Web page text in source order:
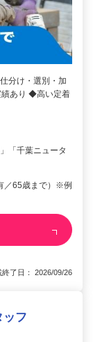
分け・選別・加
あり ◆高い定着
「千葉ニュータ
／65歳まで）※例
了日： 2026/09/26
ッフ